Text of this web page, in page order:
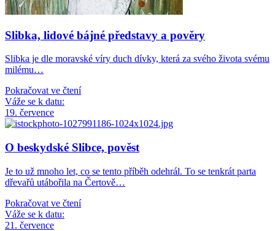
Slibka, lidové bájné představy a pověry
Slibka je dle moravské víry duch dívky, která za svého života svému
milému…
Pokračovat ve čtení
Váže se k datu:
19. července
O beskydské Slibce, pověst
Je to už mnoho let, co se tento příběh odehrál. To se tenkrát parta
dřevařů utábořila na Čertově…
Pokračovat ve čtení
Váže se k datu:
21. července